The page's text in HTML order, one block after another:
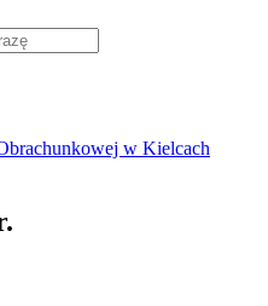
w Kielcach